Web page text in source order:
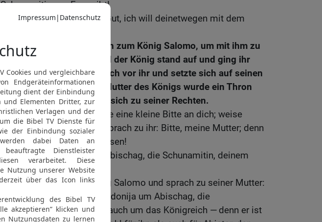
Schunamitin, zur Frau gibt!
Und Bathseba sprach: Gut, ich will deinetwegen mit dem
19 So kam Bathseba hinein zum König Salomo, um mit ihm zu
reden wegen Adonija. Und der König stand auf und ging ihr
entgegen und verneigte sich vor ihr und setzte sich auf seinen
Thron. Und auch für die Mutter des Königs wurde ein Thron
hingestellt, und sie setzte sich zu seiner Rechten.
20 Und sie sprach: Ich habe eine kleine Bitte an dich; weise
mich nicht ab! Der König sprach zu ihr: Bitte, meine Mutter; denn
dich werde ich nicht abweisen!
21 Sie sprach: Man gebe Abischag, die Schunamitin, deinem
Bruder Adonija zur Frau!
22 Da antwortete der König Salomo und sprach zu seiner Mutter:
Und warum bittest du für Adonija um Abischag, die
Schunamitin? Bitte für ihn auch um das Königreich — denn er ist